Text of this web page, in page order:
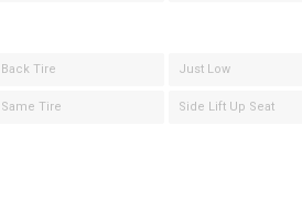
Back Tire Just Low
Same Tire Side Lift Up Seat